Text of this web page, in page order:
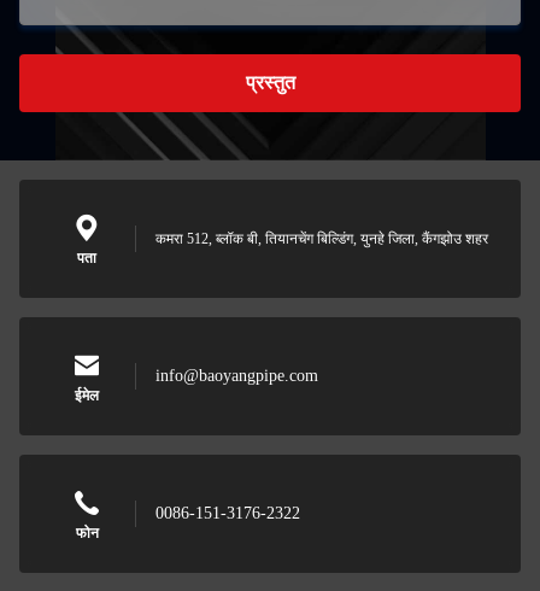
प्रस्तुत
पता
कमरा 512, ब्लॉक बी, तियानचेंग बिल्डिंग, युनहे जिला, कैंगझोउ शहर
ईमेल
info@baoyangpipe.com
फोन
0086-151-3176-2322